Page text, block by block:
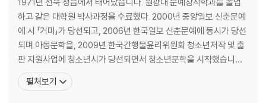
하고 같은 대학원 박사과정을 수료했다. 2000년 중앙일보 신춘문예
에 시 「거미」가 당선되고, 2006년 한국일보 신춘문예에 동시가 당선
되며 아동문학을, 2009년 한국간행물윤리위원회 청소년저작 및 출
판 지원사업에 청소년시가 당선되면서 청소년문학을 시작했습니다.
걷는 것을 좋아하는 시인이다. 책을 통해 독자들의 마음에 한 발짝 더
다가서고 싶습니다. 시집 『거미』, 『가뜬한 잠』, 『웃는 연습』, 『자두나
펼쳐보기